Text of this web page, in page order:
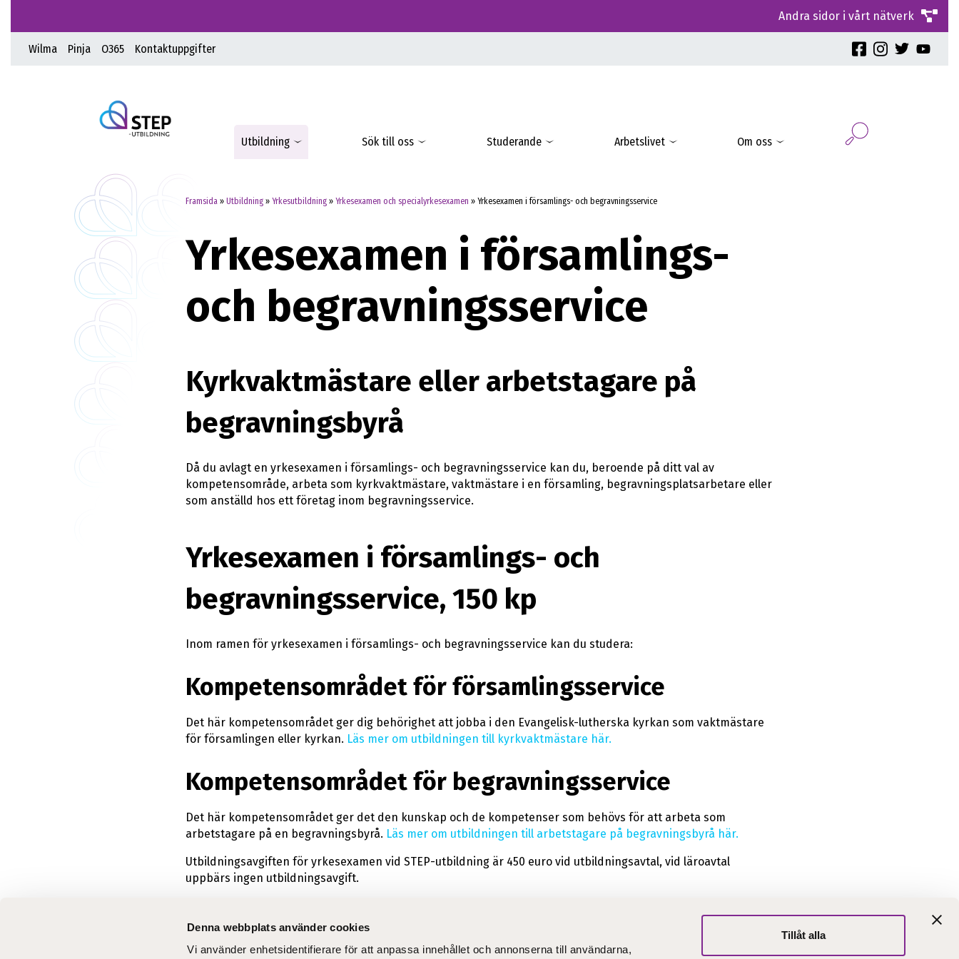
Denna webbplats använder cookies
Vi använder enhetsidentifierare för att anpassa innehållet och annonserna till användarna,
Tillåt alla
Andra sidor i vårt nätverk
Wilma Pinja O365 Kontaktuppgifter
Utbildning Sök till oss Studerande Arbetslivet Om oss
Framsida» Utbildning» Yrkesutbildning» Yrkesexamen och specialyrkesexamen » Yrkesexamen i församlings- och begravningsservice
Yrkesexamen i församlings-
och begravningsservice
Kyrkvaktmästare eller arbetstagare på
begravningsbyrå
Då du avlagt en yrkesexamen i församlings- och begravningsservice kan du, beroende på ditt val av
kompetensområde, arbeta som kyrkvaktmästare, vaktmästare i en församling, begravningsplatsarbetare eller
som anställd hos ett företag inom begravningsservice.
Yrkesexamen i församlings- och
begravningsservice, 150 kp
Inom ramen för yrkesexamen i församlings- och begravningsservice kan du studera:
Kompetensområdet för församlingsservice
Det här kompetensområdet ger dig behörighet att jobba i den Evangelisk-lutherska kyrkan som vaktmästare
för församlingen eller kyrkan. Läs mer om utbildningen till kyrkvaktmästare här.
Kompetensområdet för begravningsservice
Det här kompetensområdet ger det den kunskap och de kompetenser som behövs för att arbeta som
arbetstagare på en begravningsbyrå. Läs mer om utbildningen till arbetstagare på begravningsbyrå här.
Utbildningsavgiften för yrkesexamen vid STEP-utbildning är 450 euro vid utbildningsavtal, vid läroavtal
uppbärs ingen utbildningsavgift.
Aktuellt Snabblänkar